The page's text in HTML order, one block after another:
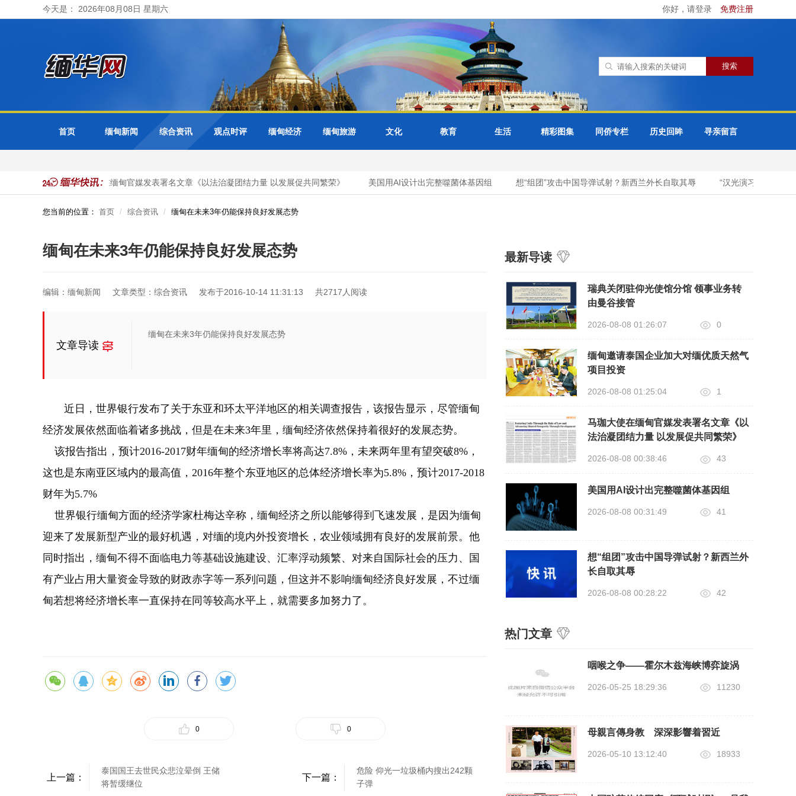
今天是： 2026年08月08日 星期六 你好，请登录 免费注册
首页 缅甸新闻 综合资讯 观点时评 缅甸经济 缅甸旅游 文化 教育 生活 精彩图集 同侨专栏 历史回眸 寻亲留言
马珈大使在缅甸官媒发表署名文章《以法治凝团结力量 以发展促共同繁荣》 美国用AI设计出完整噬菌体基因组 想“组团”攻击中国导弹试射？新西兰外长自取其辱 “汉光演习”把台湾城
您当前的位置： 首页 综合资讯 缅甸在未来3年仍能保持良好发展态势
缅甸在未来3年仍能保持良好发展态势
编辑：缅甸新闻 文章类型：综合资讯 发布于2016-10-14 11:31:13 共2717人阅读
文章导读
缅甸在未来3年仍能保持良好发展态势
近日，世界银行发布了关于东亚和环太平洋地区的相关调查报告，该报告显示，尽管缅甸
经济发展依然面临着诸多挑战，但是在未来3年里，缅甸经济依然保持着很好的发展态势。
该报告指出，预计2016-2017财年缅甸的经济增长率将高达7.8%，未来两年里有望突破8%，
这也是东南亚区域内的最高值，2016年整个东亚地区的总体经济增长率为5.8%，预计2017-2018
财年为5.7%
世界银行缅甸方面的经济学家杜梅达辛称，缅甸经济之所以能够得到飞速发展，是因为缅甸
迎来了发展新型产业的最好机遇，对缅的境内外投资增长，农业领域拥有良好的发展前景。他
同时指出，缅甸不得不面临电力等基础设施建设、汇率浮动频繁、对来自国际社会的压力、国
有产业占用大量资金导致的财政赤字等一系列问题，但这并不影响缅甸经济良好发展，不过缅
甸若想将经济增长率一直保持在同等较高水平上，就需要多加努力了。
0 0
上一篇：
泰国国王去世民众悲泣晕倒 王储
将暂缓继位
下一篇：
危险 仰光一垃圾桶内搜出242颗
子弹
最新导读
瑞典关闭驻仰光使馆分馆 领事业务转
由曼谷接管
2026-08-08 01:26:07 0
缅甸邀请泰国企业加大对缅优质天然气
项目投资
2026-08-08 01:25:04 1
马珈大使在缅甸官媒发表署名文章《以
法治凝团结力量 以发展促共同繁荣》
2026-08-08 00:38:46 43
美国用AI设计出完整噬菌体基因组
2026-08-08 00:31:49 41
想“组团”攻击中国导弹试射？新西兰外
长自取其辱
2026-08-08 00:28:22 42
热门文章
咽喉之争——霍尔木兹海峡博弈旋涡
2026-05-25 18:29:36 11230
母親言傳身教 深深影響着習近
2026-05-10 13:12:40 18933